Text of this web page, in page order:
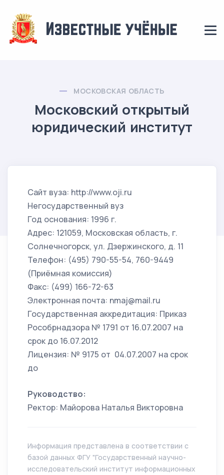
МОСКОВСКАЯ ОБЛАСТЬ
Московский открытый
юридический институт
Сайт вуза: http://www.oji.ru
Негосударственный вуз
Год основания: 1996 г.
Адрес: 121059, Московская область, г.
Солнечногорск, ул. Дзержинского, д. 11
Телефон: (495) 790-55-54, 760-9449
(Приёмная комиссия)
Факс: (499) 166-72-63
Электронная почта: nmaj@mail.ru
Государственная аккредитация: Приказ
Рособрнадзора № 1791 от 16.07.2007 на
срок до 16.07.2012
Лицензия: № 9175 от 04.07.2007 на срок
до
Руководство:
Ректор: Майорова Наталья Викторовна
Информация представлена в соответствии с
базой данных ФГУ "Государственный научно-
исследовательский институт информационных